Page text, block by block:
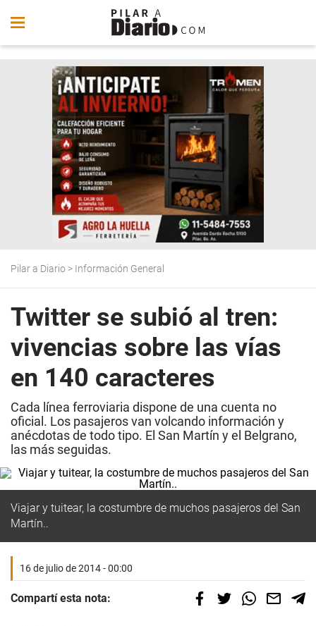
Pilar a Diario > Información General
Twitter se subió al tren:
vivencias sobre las vías
en 140 caracteres
Cada línea ferroviaria dispone de una cuenta no
oficial. Los pasajeros van volcando información y
anécdotas de todo tipo. El San Martín y el Belgrano,
las más seguidas.
Viajar y tuitear, la costumbre de muchos pasajeros del San
Martín..
16 de julio de 2014 - 00:00
Compartí esta nota: